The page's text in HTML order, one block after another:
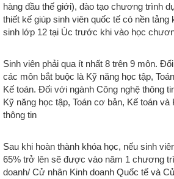
hàng đầu thế giới), đào tạo chương trình
thiết kế giúp sinh viên quốc tế có nền
sinh lớp 12 tại Úc trước khi vào học
Sinh viên phải qua ít nhất 8 trên 9 môn.
các môn bắt buộc là Kỹ năng học tập,
Kế toán. Đối với ngành Công nghệ thông
Kỹ năng học tập, Toán cơ bản, Kế toán và
thông tin
Sau khi hoàn thành khóa học, nếu sinh
65% trở lên sẽ được vào năm 1 chương
doanh/ Cử nhân Kinh doanh Quốc tế và